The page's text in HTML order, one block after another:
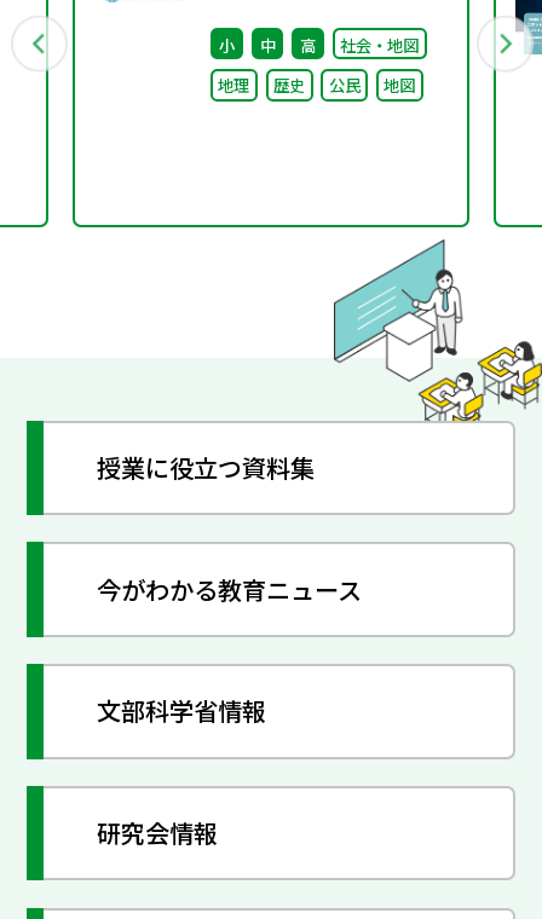
（第3回） 配付資料
小 中 高
社会・地図
地理
歴史 公民 地図
授業に役立つ資料集
今がわかる教育ニュース
文部科学省情報
研究会情報